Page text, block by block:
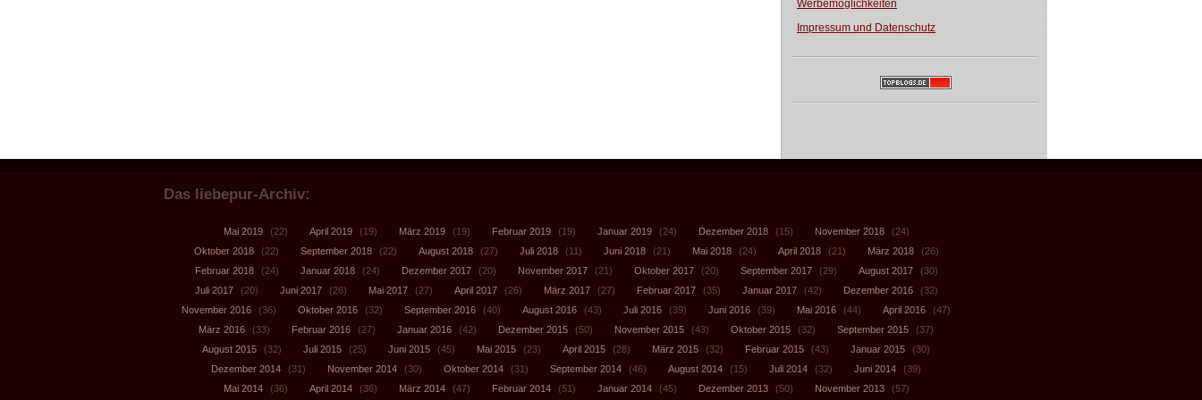
Werbemöglichkeiten
Impressum und Datenschutz
Das liebepur-Archiv:
Mai 2019 (22) April 2019 (19) März 2019 (19) Februar 2019 (19) Januar 2019 (24) Dezember 2018 (15) November 2018
(24)
Oktober 2018
(22) September 2018 (22) August 2018 (27) Juli 2018 (11) Juni 2018 (21) Mai 2018 (24) April 2018 (21) März 2018
(26)
Februar 2018
(24) Januar 2018 (24) Dezember 2017 (20) November 2017 (21) Oktober 2017 (20) September 2017 (29) August 2017
(30)
Juli 2017
(20) Juni 2017 (26) Mai 2017 (27) April 2017 (26) März 2017 (27) Februar 2017 (35) Januar 2017 (42) Dezember 2016
(32)
November 2016
(36) Oktober 2016 (32) September 2016 (40) August 2016 (43) Juli 2016 (39) Juni 2016 (39) Mai 2016 (44) April 2016
(47)
März 2016
(33) Februar 2016 (27) Januar 2016 (42) Dezember 2015 (50) November 2015 (43) Oktober 2015 (32) September 2015
(37)
August 2015
(32) Juli 2015 (25) Juni 2015 (45) Mai 2015 (23) April 2015 (28) März 2015 (32) Februar 2015 (43) Januar 2015
(30)
Dezember 2014
(31) November 2014 (30) Oktober 2014 (31) September 2014 (46) August 2014 (15) Juli 2014 (32) Juni 2014
(39)
Mai 2014
(36) April 2014 (36) März 2014 (47) Februar 2014 (51) Januar 2014 (45) Dezember 2013 (50) November 2013 (57)